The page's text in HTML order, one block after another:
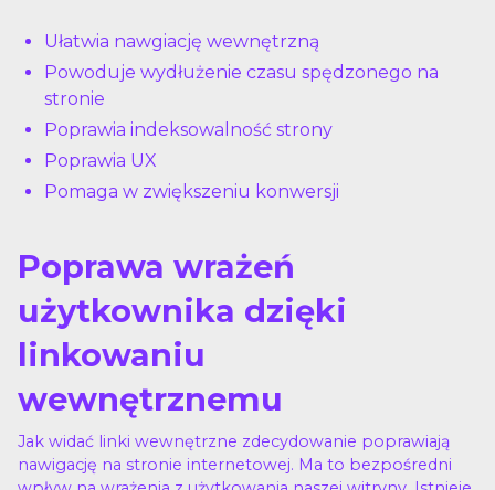
Ułatwia nawgiację wewnętrzną
Powoduje wydłużenie czasu spędzonego na
stronie
Poprawia indeksowalność strony
Poprawia UX
Pomaga w zwiększeniu konwersji
Poprawa wrażeń
użytkownika dzięki
linkowaniu
wewnętrznemu
Jak widać linki wewnętrzne zdecydowanie poprawiają
nawigację na stronie internetowej. Ma to bezpośredni